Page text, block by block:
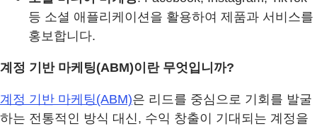
등 소셜 애플리케이션을 활용하여 제품과 서비스를
홍보합니다.
계정 기반 마케팅(ABM)이란 무엇입니까?
계정 기반 마케팅(ABM)은 리드를 중심으로 기회를 발굴
하는 전통적인 방식 대신, 수익 창출이 기대되는 계정을